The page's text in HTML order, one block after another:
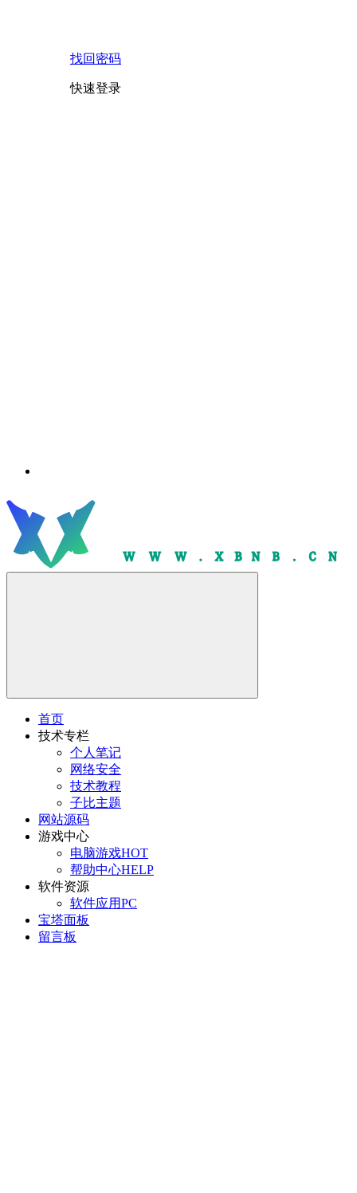
找回密码
快速登录
首页
技术专栏
个人笔记
网络安全
技术教程
子比主题
网站源码
游戏中心
电脑游戏HOT
帮助中心HELP
软件资源
软件应用PC
宝塔面板
留言板